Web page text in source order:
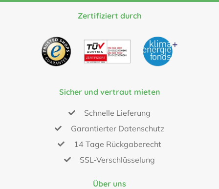
Zertifiziert durch
Sicher und vertraut mieten
Schnelle Lieferung
Garantierter Datenschutz
14 Tage Rückgaberecht
SSL-Verschlüsselung
Über uns